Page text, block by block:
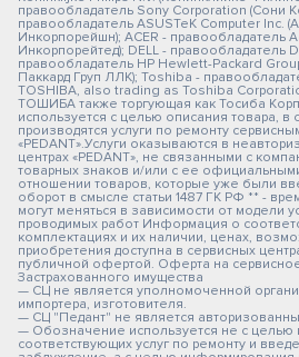
правообладатель Sony Corporation (Сони
правообладатель ASUSTeK Computer Inc.
Инкорпорейшн); ACER - правообладатель
Инкорпорейтед); DELL - правообладатель
правообладатель HP Hewlett-Packard
Паккард Груп ЛЛК); Toshiba -
TOSHIBA, also trading as Toshiba
ТОШИБА также торгующая как Тосиба
используется с целью описания товара,
производятся услуги по ремонту
«PEDANT».Услуги оказываются в
центрах «PEDANT», не связанными с
товарных знаков и/или с ее
отношении товаров, которые уже были
оборот в смысле статьи 1487 ГК РФ ** -
могут меняться в зависимости от модели
проводимых работ Информация о
комплектациях и их наличии, ценах,
приобретения доступна в сервисных
публичной офертой. Оферта на
Застрахованного имущества
— СЦ не является уполномоченной
импортера, изготовителя.
— СЦ "Педант" не является
— Обозначение используется не с целью
соответствующих услуг по ремонту и